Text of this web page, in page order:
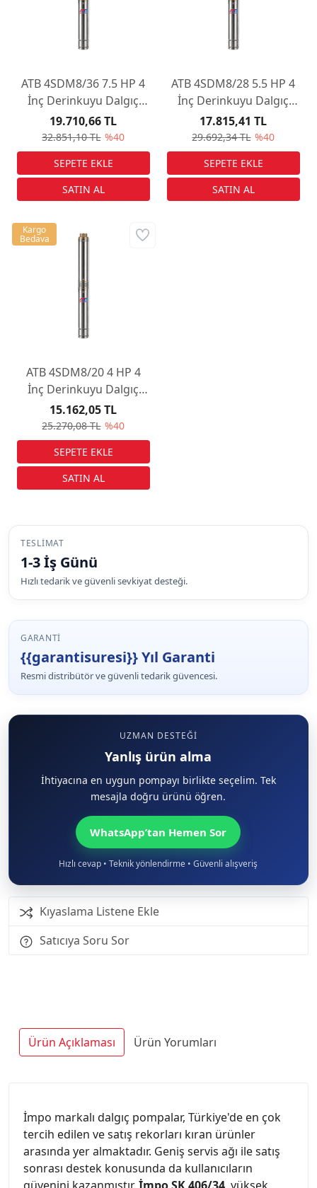
ATB 4SDM8/36 7.5 HP 4
İnç Derinkuyu Dalgıç
Pompa
32.851,10 TL %40
19.710,66 TL
ATB 4SDM8/28 5.5 HP 4
İnç Derinkuyu Dalgıç
Pompa
29.692,34 TL %40
17.815,41 TL
ATB 4SDM8/20 4 HP 4
İnç Derinkuyu Dalgıç
Pompa
25.270,08 TL %40
15.162,05 TL
Kargo
Bedava
TESLIMAT
1-3 İş Günü
Hızlı tedarik ve güvenli sevkiyat desteği.
GARANTI
{{garantisuresi}} Yıl Garanti
Resmi distribütör ve güvenli tedarik güvencesi.
UZMAN DESTEĞI
Yanlış ürün alma
İhtiyacına en uygun pompayı birlikte seçelim. Tek
mesajla doğru ürünü öğren.
WhatsApp’tan Hemen Sor
Hızlı cevap • Teknik yönlendirme • Güvenli alışveriş
Kıyaslama Listene Ekle
Satıcıya Soru Sor
Ürün Açıklaması Ürün Yorumları
İmpo markalı dalgıç pompalar, Türkiye'de en çok
tercih edilen ve satış rekorları kıran ürünler
arasında yer almaktadır. Geniş servis ağı ile satış
sonrası destek konusunda da kullanıcıların